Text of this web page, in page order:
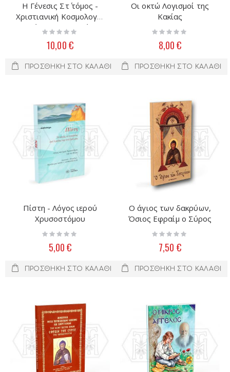
Η Γένεσις Στ΄ τόμος -
Χριστιανική Κοσμολογία
καί ἀνθρωπολογία
Rating:
10,00 €
ΠΡΟΣΘΉΚΗ ΣΤΟ ΚΑΛΆΘΙ
Οι οκτώ Λογισμοί της
Κακίας
Rating:
8,00 €
ΠΡΟΣΘΉΚΗ ΣΤΟ ΚΑΛΆΘΙ
Πίστη - Λόγος ιερού
Χρυσοστόμου
Rating:
5,00 €
ΠΡΟΣΘΉΚΗ ΣΤΟ ΚΑΛΆΘΙ
Ο άγιος των δακρύων,
Όσιος Εφραίμ ο Σύρος
Rating:
7,50 €
ΠΡΟΣΘΉΚΗ ΣΤΟ ΚΑΛΆΘΙ